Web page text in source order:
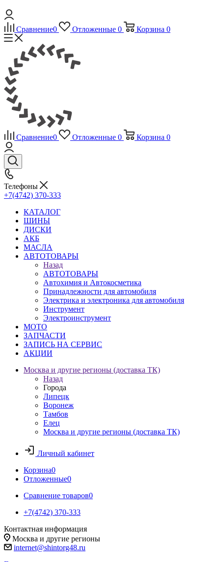
Сравнение0 Отложенные 0 Корзина 0
Сравнение0 Отложенные 0 Корзина 0
Телефоны
+7(4742) 370-333
КАТАЛОГ
ШИНЫ
ДИСКИ
АКБ
МАСЛА
АВТОТОВАРЫ
Назад
АВТОТОВАРЫ
Автохимия и Автокосметика
Принадлежности для автомобиля
Электрика и электроника для автомобиля
Инструмент
Электроинструмент
МОТО
ЗАПЧАСТИ
ЗАПИСЬ НА СЕРВИС
АКЦИИ
Москва и другие регионы (доставка ТК)
Назад
Города
Липецк
Воронеж
Тамбов
Елец
Москва и другие регионы (доставка ТК)
Личный кабинет
Корзина0
Отложенные0
Сравнение товаров0
+7(4742) 370-333
Контактная информация
Москва и другие регионы
internet@shintorg48.ru